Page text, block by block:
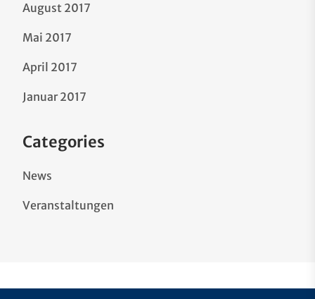
August 2017
Mai 2017
April 2017
Januar 2017
Categories
News
Veranstaltungen